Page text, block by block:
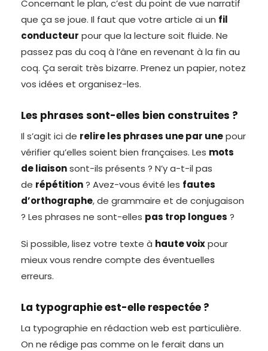
Concernant le plan, c’est du point de vue narratif
que ça se joue. Il faut que votre article ai un fil
conducteur pour que la lecture soit fluide. Ne
passez pas du coq à l’âne en revenant à la fin au
coq. Ça serait très bizarre. Prenez un papier, notez
vos idées et organisez-les.
Les phrases sont-elles bien construites ?
Il s’agit ici de relire les phrases une par unepour
vérifier qu’elles soient bien françaises. Les mots
de liaisonsont-ils présents ? N’y a-t-il pas
de répétition? Avez-vous évité les fautes
d’orthographe, de grammaire et de conjugaison
? Les phrases ne sont-elles pas trop longues ?
Si possible, lisez votre texte à haute voixpour
mieux vous rendre compte des éventuelles
erreurs.
La typographie est-elle respectée ?
La typographie en rédaction web est particulière.
On ne rédige pas comme on le ferait dans un